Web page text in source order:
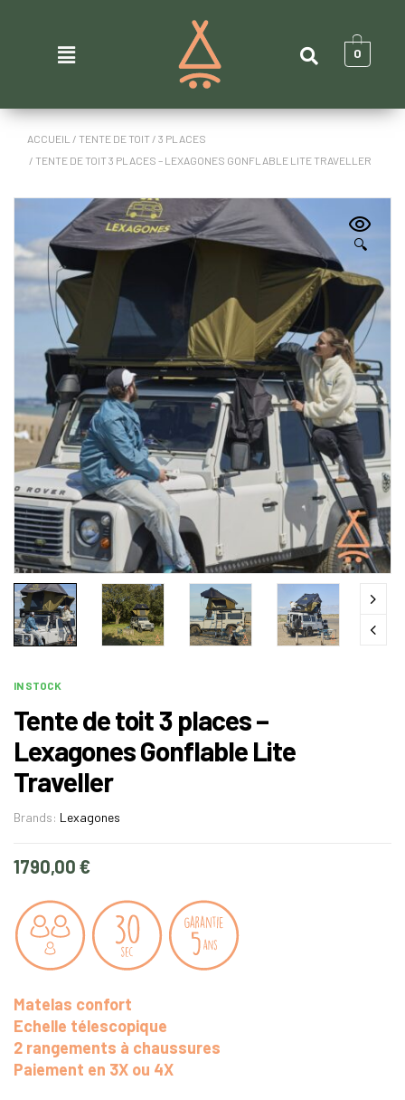
0
ACCUEIL / TENTE DE TOIT / 3 PLACES
/ TENTE DE TOIT 3 PLACES – LEXAGONES GONFLABLE LITE TRAVELLER
🔍
IN STOCK
Tente de toit 3 places –
Lexagones Gonflable Lite
Traveller
Brands: Lexagones
1790,00 €
Matelas confort
Echelle télescopique
2 rangements à chaussures
Paiement en 3X ou 4X